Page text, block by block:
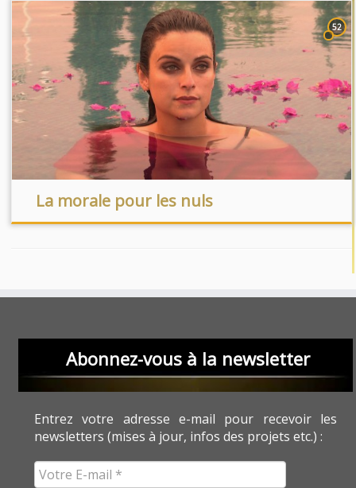
52
La morale pour les nuls
Abonnez-vous à la newsletter
Entrez votre adresse e-mail pour recevoir les
newsletters (mises à jour, infos des projets etc.) :